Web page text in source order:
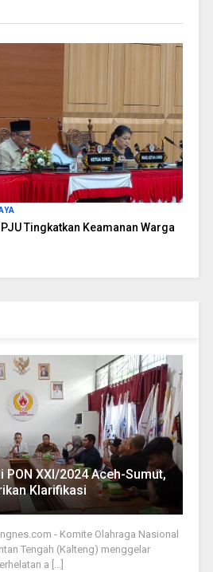
Tingkatkan Keamanan Warga
XXI/2024 Aceh-Sumut,
Klarifikasi
- Komite Olahraga Nasional
Tengah (Kalteng) menggelar
a [...]